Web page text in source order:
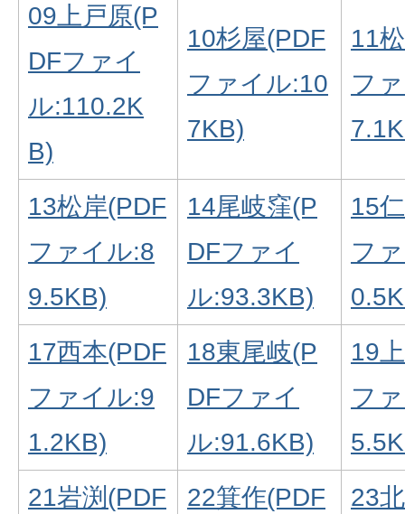
09上戸原(P
DFファイ
ル:110.2K
B)
10杉屋(PDF
ファイル:10
7KB)
11
フ
13松岸(PDF
ファイル:8
9.5KB)
14尾岐窪(P
DFファイ
ル:93.3KB)
15
フ
17西本(PDF
ファイル:9
1.2KB)
18東尾岐(P
DFファイ
ル:91.6KB)
19
フ
21岩渕(PDF
22箕作(PDF
23